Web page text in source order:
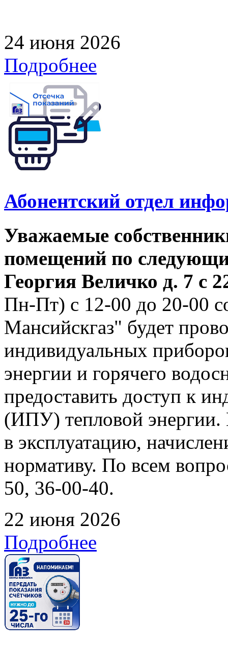
24 июня 2026
Подробнее
Абонентский отдел
Уважаемые
помещений по
Георгия Величко д. 7 с
Пн-Пт) с 12-00 до 20-00
Мансийскгаз" будет
индивидуальных
энергии и горячего
предоставить доступ к
(ИПУ) тепловой энергии.
в эксплуатацию,
нормативу. По всем
50, 36-00-40.
22 июня 2026
Подробнее